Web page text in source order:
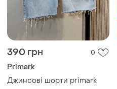
390 грн 0
Primark
Джинсові шорти primark